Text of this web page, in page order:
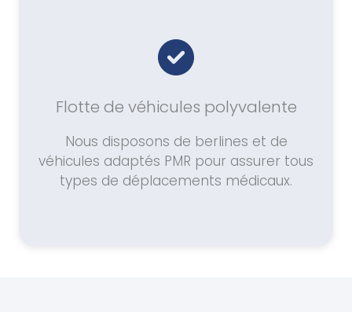
Flotte de véhicules polyvalente
Nous disposons de berlines et de
véhicules adaptés PMR pour assurer tous
types de déplacements médicaux.